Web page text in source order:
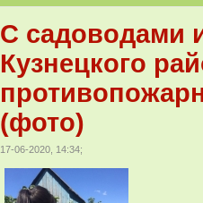
С садоводами
Кузнецкого
(фото)
17-06-2020, 14:34;